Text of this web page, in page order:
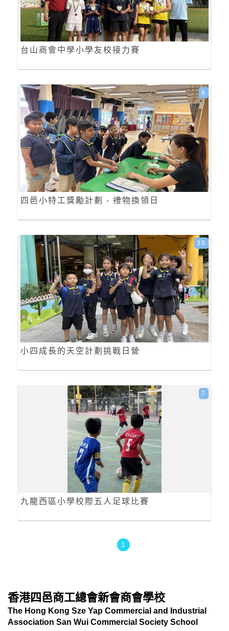
台山商會中學小學友校接力賽
四邑小特工獎勵計劃 - 禮物換領日
6
小四成長的天空計劃挑戰日營
39
九龍西區小學校際五人足球比賽
7
1
香港四邑商工總會新會商會學校
The Hong Kong Sze Yap Commercial and Industrial
Association San Wui Commercial Society School